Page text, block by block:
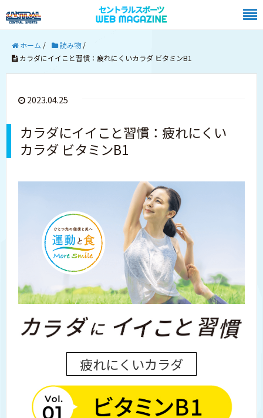
ホーム / 読み物/
カラダにイイこと習慣：疲れにくいカラダ ビタミンB1
2023.04.25
カラダにイイこと習慣：疲れにくい
カラダ ビタミンB1
疲れにくいカラダ